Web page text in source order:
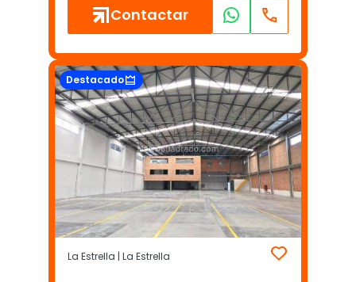
Contactar
Destacado
La Estrella | La Estrella